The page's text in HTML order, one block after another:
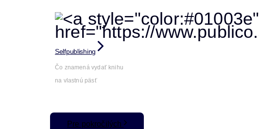
Selfpublishing
Čo znamená vydať knihu
na vlastnú päsť
Pre pokročilých